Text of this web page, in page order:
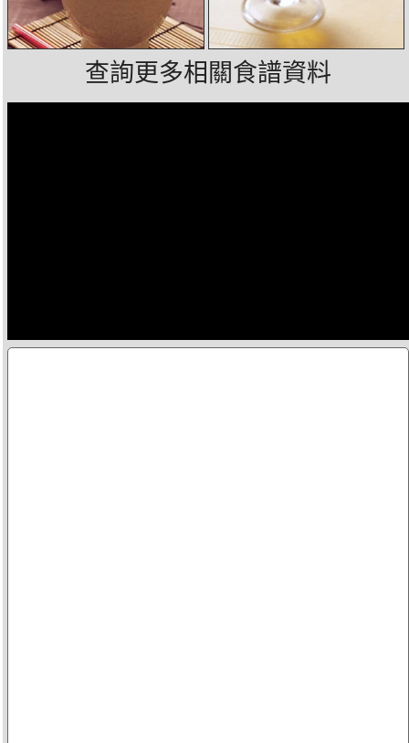
查詢更多相關食譜資料